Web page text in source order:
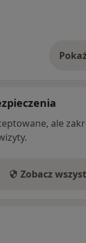
ale
Zobacz